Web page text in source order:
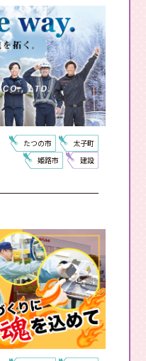
たつの市
太子町
姫路市
建設